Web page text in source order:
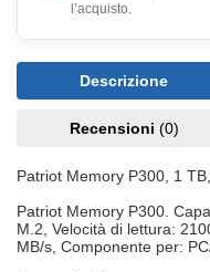
l’acquisto.
Descrizione
Recensioni (0)
Patriot Memory P300, 1
Patriot Memory P300.
M.2, Velocità di lettura:
MB/s, Componente per: